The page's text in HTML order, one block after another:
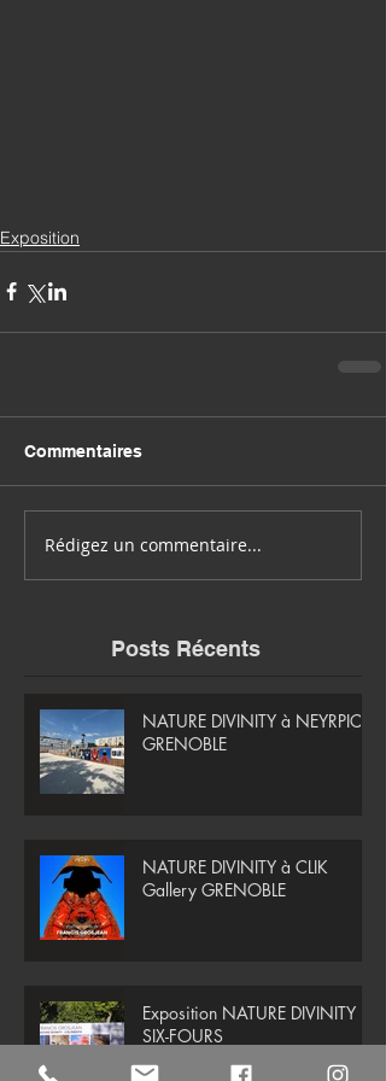
Exposition
Commentaires
Rédigez un commentaire...
Posts Récents
NATURE DIVINITY à NEYRPIC -
GRENOBLE
NATURE DIVINITY à CLIK
Gallery GRENOBLE
Exposition NATURE DIVINITY à
SIX-FOURS